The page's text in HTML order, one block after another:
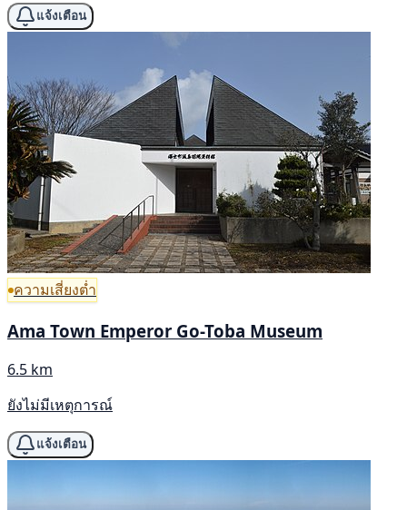
แจ้งเตือน
ความเสี่ยงต่ำ
Ama Town Emperor Go-Toba Museum
6.5 km
ยังไม่มีเหตุการณ์
แจ้งเตือน